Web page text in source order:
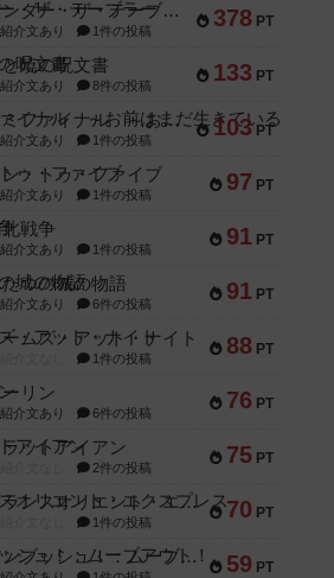
378 PT
アンダー・ザ・テーブラー
紹介文あり 1件の投稿
133 PT
暁の呪文書
紹介文あり 8件の投稿
103 PT
セミファイナル ～お前はまだ生きている～
紹介文あり 1件の投稿
97 PT
ン・トゥ・ファイブ
紹介文あり 1件の投稿
91 PT
戦争
紹介文あり 1件の投稿
91 PT
つの城の物語
紹介文あり 6件の投稿
88 PT
ムズ・アット・ナイト
1件の投稿
76 PT
リン
紹介文あり 6件の投稿
75 PT
ットアイアン
2件の投稿
70 PT
トランスオリエント・エクスプレス
1件の投稿
59 PT
アンブッシュ！：ムーブアウト！